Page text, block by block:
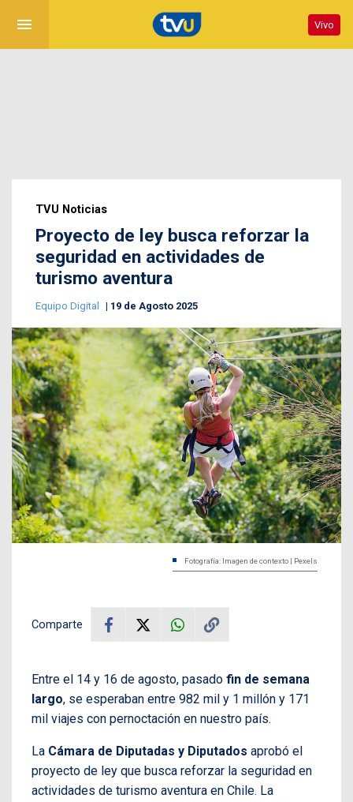
menu Vivo
TVU Noticias
Proyecto de ley busca reforzar la
seguridad en actividades de
turismo aventura
Equipo Digital 19 de Agosto 2025
Fotografía: Imagen de contexto | Pexels
Comparte
Entre el 14 y 16 de agosto, pasado fin de semana
largo, se esperaban entre 982 mil y 1 millón y 171
mil viajes con pernoctación en nuestro país.
La Cámara de Diputadas y Diputados aprobó el
proyecto de ley que busca reforzar la seguridad en
actividades de turismo aventura en Chile. La